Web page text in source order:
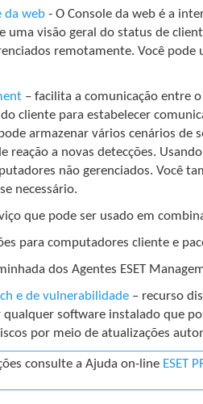
da web- O Console da web é a
uma visão geral do status de
remotamente. Você pode
– facilita a comunicação entre o
cliente para estabelecer
armazenar vários cenários de
a novas detecções. Usando
não gerenciados. Você
necessário.
que pode ser usado em
para computadores cliente e
dos Agentes ESET
e de vulnerabilidade– recurso
software instalado que
por meio de atualizações
consulte a Ajuda on-line ESET